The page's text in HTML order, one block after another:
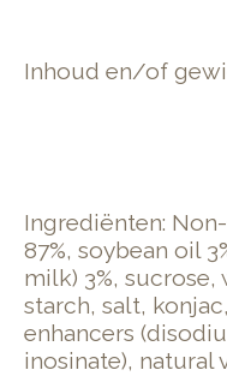
Inhoud en/of
Ingrediënten:
87%, soybean oil
milk) 3%,
starch, salt,
enhancers
inosinate), natural